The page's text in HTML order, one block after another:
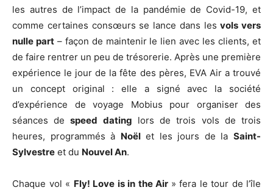
les autres de l’impact de la pandémie de Covid-19, et
comme certaines consœurs se lance dans lesvols vers
nulle part– façon de maintenir le lien avec les clients, et
de faire rentrer un peu de trésorerie. Après une première
expérience le jour de la fête des pères, EVA Air a trouvé
un concept original : elle a signé avec la société
d’expérience de voyage Mobius pour organiser des
séances despeed dating lors de trois vols de trois
heures, programmés à Noëlet les jours de laSaint-
Sylvestre et du Nouvel An.
Chaque vol « Fly! Love is in the Air » fera le tour de l’île